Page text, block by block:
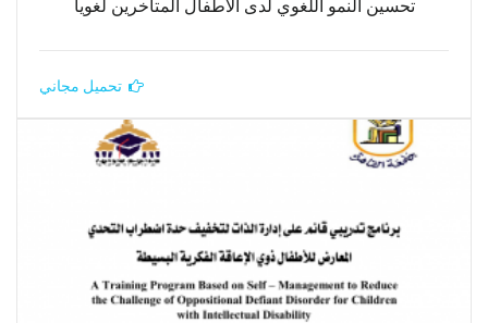
تحسين النمو اللغوي لدى الأطفال المتأخرين لغويآ
تحميل مجاني